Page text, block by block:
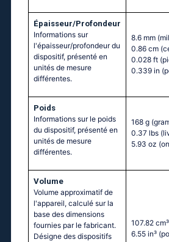
Épaisseur/Profondeur
Informations sur
l'épaisseur/profondeur du
dispositif, présenté en
unités de mesure
différentes.
8.6 mm
0.86 cm
0.028 ft
0.339 in
Poids
Informations sur le poids
du dispositif, présenté en
unités de mesure
différentes.
168 g
0.37 lbs
5.93 oz
Volume
Volume approximatif de
l'appareil, calculé sur la
base des dimensions
fournies par le fabricant.
Désigne des dispositifs
107.82 cm³
6.55 in³